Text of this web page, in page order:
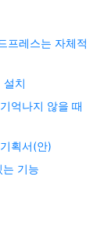
프레스는 자체적
설치
억나지 않을 때
획서(안)
기능